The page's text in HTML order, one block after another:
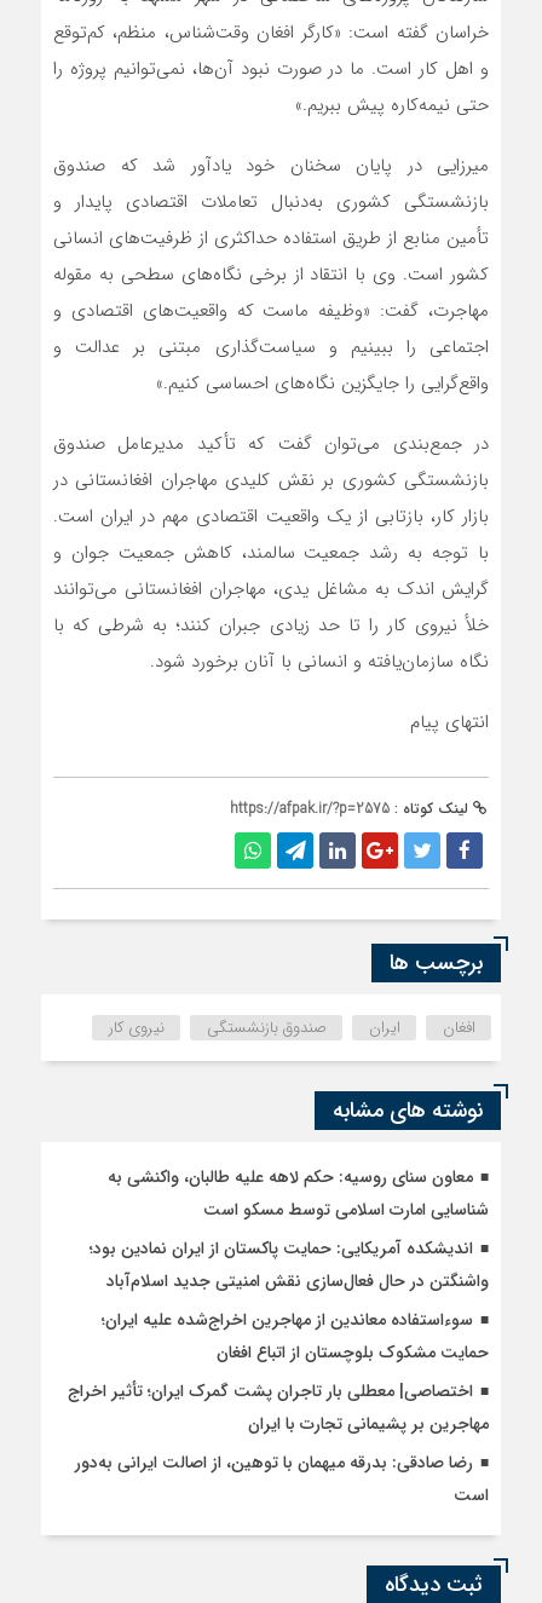
خراسان گفته است: «کارگر افغان وقت‌شناس، منظم، کم‌توقع
و اهل کار است. ما در صورت نبود آن‌ها، نمی‌توانیم پروژه را
حتی نیمه‌کاره پیش ببریم.»
میرزایی در پایان سخنان خود یادآور شد که صندوق
بازنشستگی کشوری به‌دنبال تعاملات اقتصادی پایدار و
تأمین منابع از طریق استفاده حداکثری از ظرفیت‌های انسانی
کشور است. وی با انتقاد از برخی نگاه‌های سطحی به مقوله
مهاجرت، گفت: «وظیفه ماست که واقعیت‌های اقتصادی و
اجتماعی را ببینیم و سیاست‌گذاری مبتنی بر عدالت و
واقع‌گرایی را جایگزین نگاه‌های احساسی کنیم.»
در جمع‌بندی می‌توان گفت که تأکید مدیرعامل صندوق
بازنشستگی کشوری بر نقش کلیدی مهاجران افغانستانی در
بازار کار، بازتابی از یک واقعیت اقتصادی مهم در ایران است.
با توجه به رشد جمعیت سالمند، کاهش جمعیت جوان و
گرایش اندک به مشاغل یدی، مهاجران افغانستانی می‌توانند
خلأ نیروی کار را تا حد زیادی جبران کنند؛ به شرطی که با
نگاه سازمان‌یافته و انسانی با آنان برخورد شود.
انتهای پیام
لینک کوتاه : https://afpak.ir/?p=2575
برچسب ها
افغان ایران صندوق بازنشستگی نیروی کار
نوشته های مشابه
معاون سنای روسیه: حکم لاهه علیه طالبان، واکنشی به
شناسایی امارت اسلامی توسط مسکو است
اندیشکده آمریکایی: حمایت پاکستان از ایران نمادین بود؛
واشنگتن در حال فعال‌سازی نقش امنیتی جدید اسلام‌آباد
سوءاستفاده معاندین از مهاجرین اخراج‌شده علیه ایران؛
حمایت مشکوک بلوچستان از اتباع افغان
اختصاصی| معطلی بار تاجران پشت گمرک ایران؛ تأثیر اخراج
مهاجرین بر پشیمانی تجارت با ایران
رضا صادقی: بدرقه میهمان با توهین، از اصالت ایرانی به‌دور
است
ثبت دیدگاه